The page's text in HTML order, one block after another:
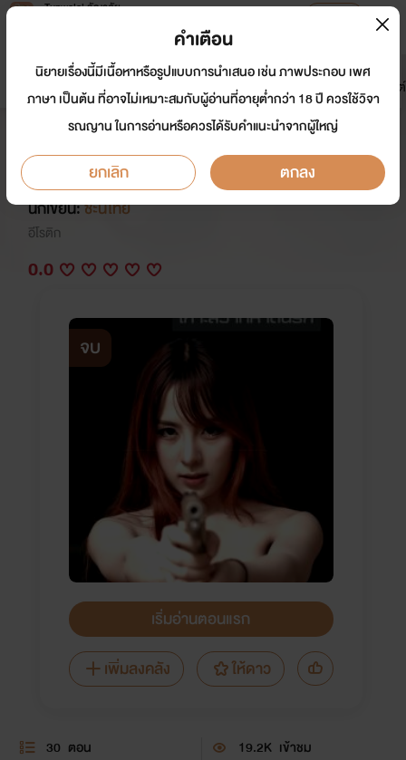
Tunwalai ธัญวลัย
หน้าแรก นิยาย อีบุ๊ก การ์ตูน
มาใหม่
ดรีมแชท ธัญลิสต์
สายลับสาวร่านสวาท 3 เกาะสวาท
หาดนรก
นักเขียน:ชะนีไทย
อีโรติก
0.0
จบ
เริ่มอ่านตอนแรก
เพิ่มลงคลัง
ให้ดาว
30 ตอน 19.2K เข้าชม
คำเตือน
นิยายเรื่องนี้มีเนื้อหาหรือรูปแบบการนำเสนอ เช่น ภาพประกอบ เพศ
ภาษา เป็นต้น ที่อาจไม่เหมาะสมกับผู้อ่านที่อายุต่ำกว่า 18 ปี ควรใช้วิจา
รณญาน ในการอ่านหรือควรได้รับคำแนะนำจากผู้ใหญ่
ยกเลิก ตกลง